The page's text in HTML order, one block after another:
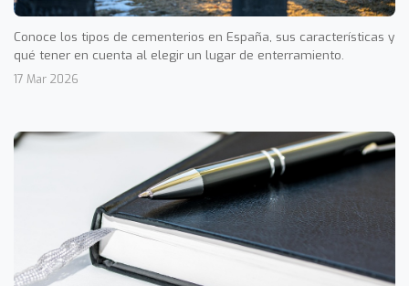
Conoce los tipos de cementerios en España, sus características y
qué tener en cuenta al elegir un lugar de enterramiento.
17 Mar 2026